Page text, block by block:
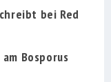
bei Red
Bosporus